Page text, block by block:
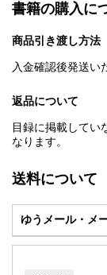
書籍の購入に
商品引き渡し方法
入金確認後発送い
返品について
目録に掲載してい
なります。
送料について
ゆうメール・メ